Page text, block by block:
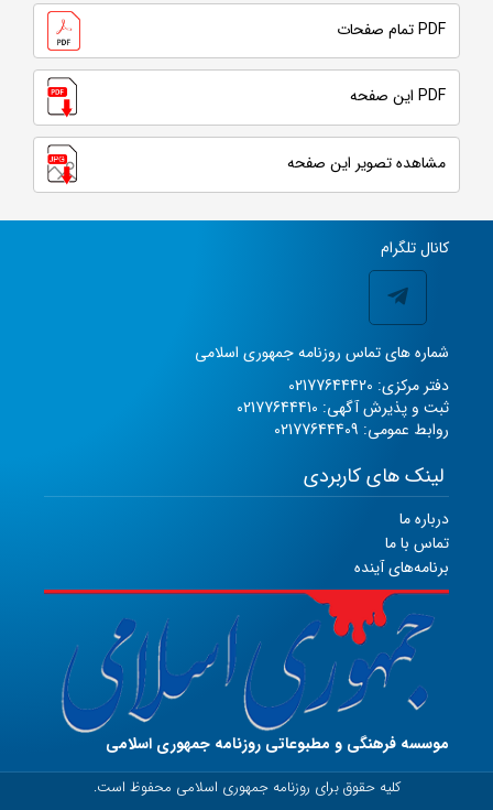
PDF تمام صفحات
PDF این صفحه
مشاهده تصویر این صفحه
کانال تلگرام
شماره های تماس روزنامه جمهوری اسلامی
دفتر مرکزی: 02177644420
ثبت و پذیرش آگهی: 02177644410
روابط عمومی: 02177644409
لینک های کاربردی
درباره ما
تماس با ما
برنامه‌های آینده
موسسه فرهنگی و مطبوعاتی روزنامه جمهوری اسلامی
کلیه حقوق برای روزنامه جمهوری اسلامی محفوظ است.